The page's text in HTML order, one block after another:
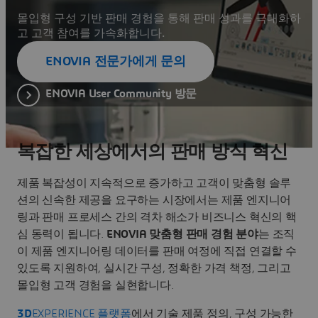
몰입형 구성 기반 판매 경험을 통해 판매 성과를 극대화하
고 고객 참여를 가속화합니다.
ENOVIA 전문가에게 문의
ENOVIA User Community 방문
복잡한 세상에서의 판매 방식 혁신
제품 복잡성이 지속적으로 증가하고 고객이 맞춤형 솔루
션의 신속한 제공을 요구하는 시장에서는 제품 엔지니어
링과 판매 프로세스 간의 격차 해소가 비즈니스 혁신의 핵
심 동력이 됩니다. ENOVIA 맞춤형 판매 경험 분야는 조직
이 제품 엔지니어링 데이터를 판매 여정에 직접 연결할 수
있도록 지원하여, 실시간 구성, 정확한 가격 책정, 그리고
몰입형 고객 경험을 실현합니다.
3DEXPERIENCE 플랫폼에서 기술 제품 정의, 구성 가능한